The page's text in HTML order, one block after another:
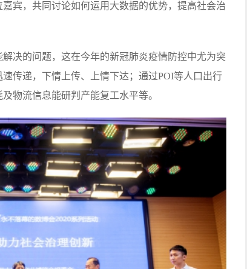
宾，共同讨论如何运用大数据的优势，提高社会治
决的问题，这在今年的新冠肺炎疫情防控中尤为突
传递，下情上传、上情下达；通过POI等人口出行
物流信息能研判产能复工水平等。